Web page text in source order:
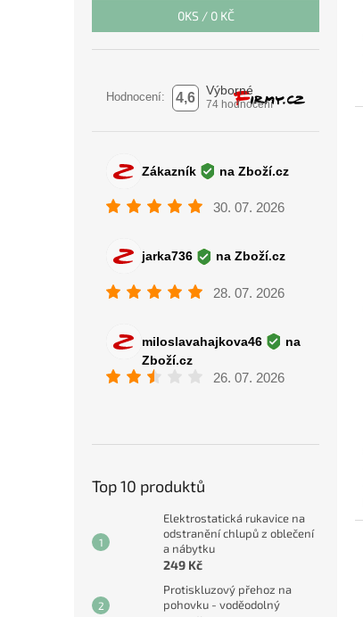
0KS / 0 KČ
Top 10 produktů
Elektrostatická rukavice na
odstranění chlupů z oblečení
a nábytku
249 Kč
Protiskluzový přehoz na
pohovku - voděodolný